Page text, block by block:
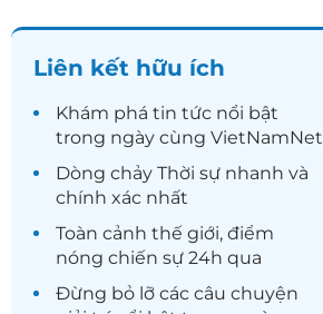
Liên kết hữu ích
Khám phá tin tức nổi bật
trong ngày cùng VietNamNet
Dòng chảy Thời sự nhanh và
chính xác nhất
Toàn cảnh thế giới, điểm
nóng chiến sự 24h qua
Đừng bỏ lỡ các câu chuyện